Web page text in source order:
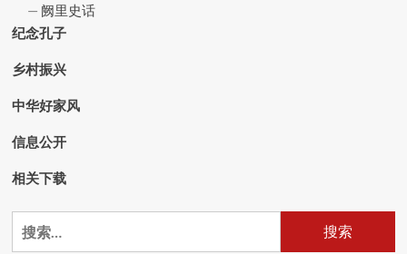
阙里史话
纪念孔子
乡村振兴
中华好家风
信息公开
相关下载
搜
索：